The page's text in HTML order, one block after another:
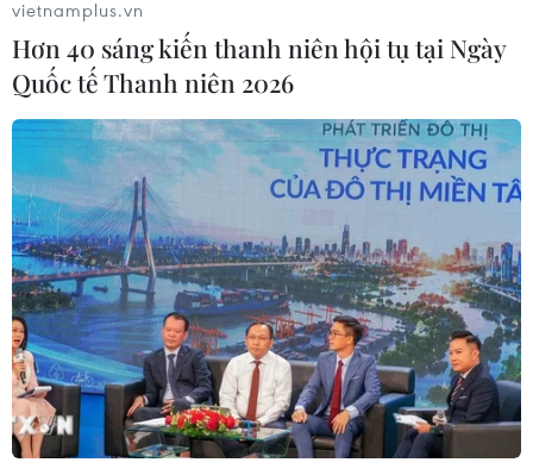
TIN CÙNG CHUYÊN MỤC
Xung đột tại Trung Đông: Israel bác
kế hoạch giải giáp Hamas tại Dải
Gaza
09/08/2026 14:11
vietnamplus.vn
Hơn 40 sáng kiến thanh niên hội tụ tại Ngày
Quốc tế Thanh niên 2026